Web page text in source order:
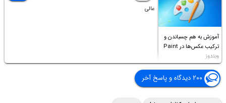
آموزش به هم چسباندن و
ترکیب عکس‌ها در Paint
ویندوز
عالی
۲۰۰ دیدگاه و پاسخ آخر